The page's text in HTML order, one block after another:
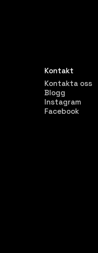
Kontakt
Kontakta oss
Blogg
Instagram
Facebook